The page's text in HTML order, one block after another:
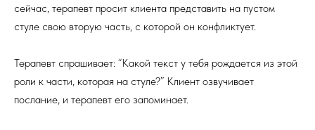
сейчас, терапевт просит клиента представить на пустом
стуле свою вторую часть, с которой он конфликтует.
Терапевт спрашивает: “Какой текст у тебя рождается из этой
роли к части, которая на стуле?” Клиент озвучивает
послание, и терапевт его запоминает.